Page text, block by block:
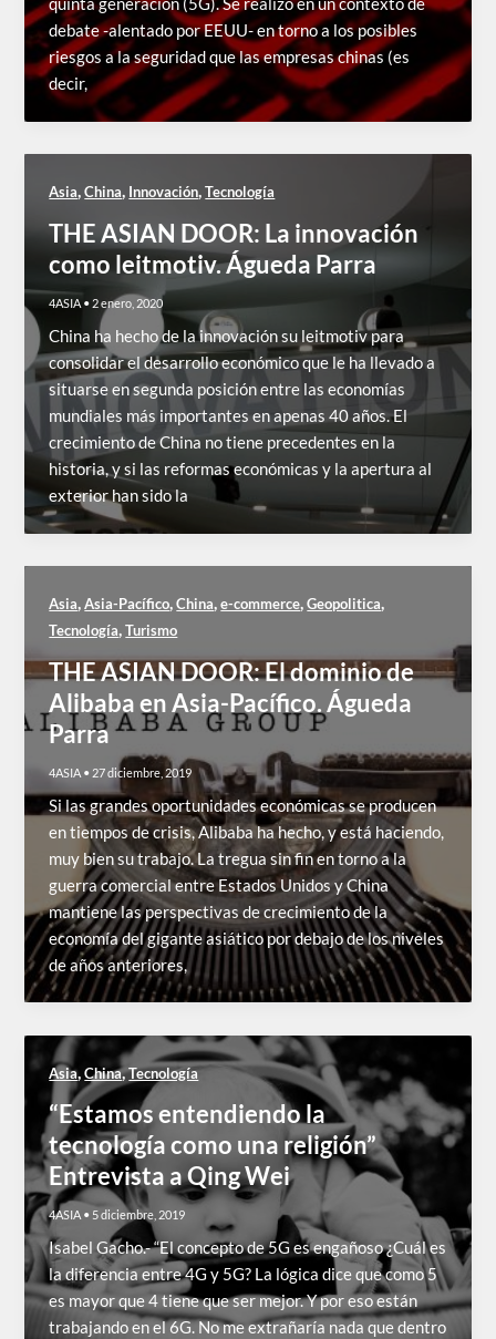
quinta generación (5G). Se realizó en un contexto de
debate -alentado por EEUU- en torno a los posibles
riesgos a la seguridad que las empresas chinas (es
decir,
Asia,China, Innovación,Tecnología
THE ASIAN DOOR: La innovación
como leitmotiv. Águeda Parra
4ASIA • 2 enero, 2020
China ha hecho de la innovación su leitmotiv para
consolidar el desarrollo económico que le ha llevado a
situarse en segunda posición entre las economías
mundiales más importantes en apenas 40 años. El
crecimiento de China no tiene precedentes en la
historia, y si las reformas económicas y la apertura al
exterior han sido la
Asia,Asia-Pacífico,China,e-commerce,Geopolitica,
Tecnología,Turismo
THE ASIAN DOOR: El dominio de
Alibaba en Asia-Pacífico. Águeda
Parra
4ASIA • 27 diciembre, 2019
Si las grandes oportunidades económicas se producen
en tiempos de crisis, Alibaba ha hecho, y está haciendo,
muy bien su trabajo. La tregua sin fin en torno a la
guerra comercial entre Estados Unidos y China
mantiene las perspectivas de crecimiento de la
economía del gigante asiático por debajo de los niveles
de años anteriores,
Asia,China,Tecnología
“Estamos entendiendo la
tecnología como una religión”
Entrevista a Qing Wei
4ASIA • 5 diciembre, 2019
Isabel Gacho.- “El concepto de 5G es engañoso ¿Cuál es
la diferencia entre 4G y 5G? La lógica dice que como 5
es mayor que 4 tiene que ser mejor. Y por eso están
trabajando en el 6G. No me extrañaría nada que dentro